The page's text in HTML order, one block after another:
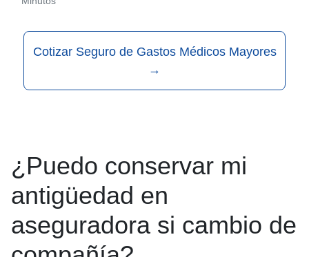
Cotizar Seguro de Gastos Médicos Mayores
→
¿Puedo conservar mi
antigüedad en
aseguradora si cambio de